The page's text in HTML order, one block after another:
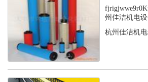
州佳洁机电
杭州佳洁机